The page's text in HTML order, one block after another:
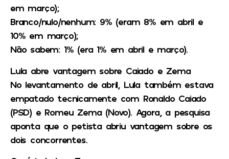
em março);
Branco/nulo/nenhum: 9% (eram 8% em abril e
10% em março);
Não sabem: 1% (era 1% em abril e março).
Lula abre vantagem sobre Caiado e Zema
No levantamento de abril, Lula também estava
empatado tecnicamente com Ronaldo Caiado
(PSD) e Romeu Zema (Novo). Agora, a pesquisa
aponta que o petista abriu vantagem sobre os
dois concorrentes.